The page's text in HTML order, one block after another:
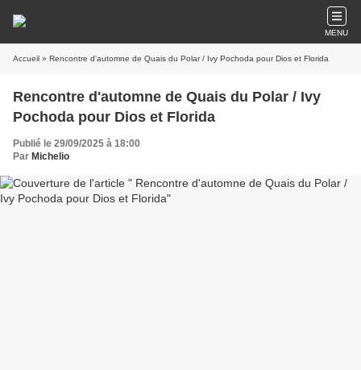
MENU
Accueil » Rencontre d'automne de Quais du Polar / Ivy Pochoda pour Dios et Florida
Rencontre d'automne de Quais du Polar / Ivy
Pochoda pour Dios et Florida
Publié le 29/09/2025 à 18:00
Par Michelio